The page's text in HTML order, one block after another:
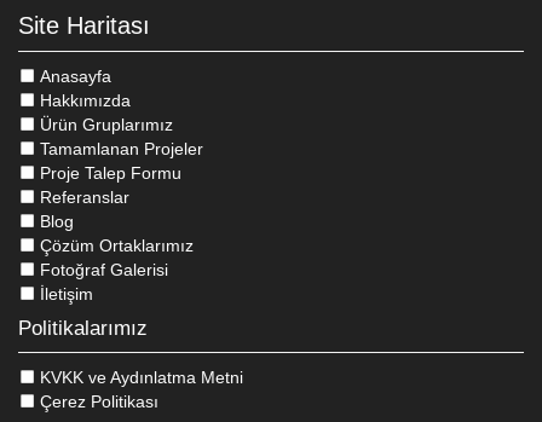
Site Haritası
Anasayfa
Hakkımızda
Ürün Gruplarımız
Tamamlanan Projeler
Proje Talep Formu
Referanslar
Blog
Çözüm Ortaklarımız
Fotoğraf Galerisi
İletişim
Politikalarımız
KVKK ve Aydınlatma Metni
Çerez Politikası